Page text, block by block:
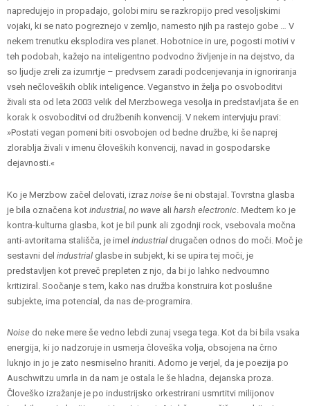
napredujejo in propadajo, golobi miru se razkropijo pred vesoljskimi
vojaki, ki se nato pogreznejo v zemljo, namesto njih pa rastejo gobe … V
nekem trenutku eksplodira ves planet. Hobotnice in ure, pogosti motivi v
teh podobah, kažejo na inteligentno podvodno življenje in na dejstvo, da
so ljudje zreli za izumrtje – predvsem zaradi podcenjevanja in ignoriranja
vseh nečloveških oblik inteligence. Veganstvo in želja po osvoboditvi
živali sta od leta 2003 velik del Merzbowega vesolja in predstavljata še en
korak k osvoboditvi od družbenih konvencij. V nekem intervjuju pravi:
»Postati vegan pomeni biti osvobojen od bedne družbe, ki še naprej
zlorablja živali v imenu človeških konvencij, navad in gospodarske
dejavnosti.«
Ko je Merzbow začel delovati, izraz noise še ni obstajal. Tovrstna glasba
je bila označena kot industrial, no wave ali harsh electronic . Medtem ko je
kontra-kulturna glasba, kot je bil punk ali zgodnji rock, vsebovala močna
anti-avtoritarna stališča, je imel industrial drugačen odnos do moči. Moč je
sestavni del industrial glasbe in subjekt, ki se upira tej moči, je
predstavljen kot preveč prepleten z njo, da bi jo lahko nedvoumno
kritiziral. Soočanje s tem, kako nas družba konstruira kot poslušne
subjekte, ima potencial, da nas de-programira.
Noise do neke mere še vedno lebdi zunaj vsega tega. Kot da bi bila vsaka
energija, ki jo nadzoruje in usmerja človeška volja, obsojena na črno
luknjo in jo je zato nesmiselno hraniti. Adorno je verjel, da je poezija po
Auschwitzu umrla in da nam je ostala le še hladna, dejanska proza.
Človeško izražanje je po industrijsko orkestrirani usmrtitvi milijonov